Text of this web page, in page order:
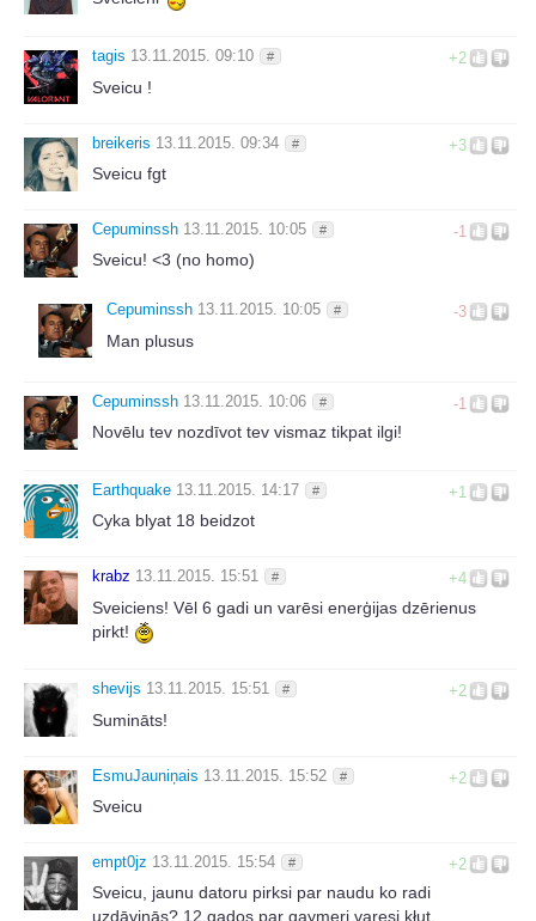
+2
tagis 13.11.2015. 09:10 #
Sveicu !
+3
breikeris 13.11.2015. 09:34 #
Sveicu fgt
-1
Cepuminssh 13.11.2015. 10:05 #
Sveicu! <3 (no homo)
-3
Cepuminssh 13.11.2015. 10:05 #
Man plusus
-1
Cepuminssh 13.11.2015. 10:06 #
Novēlu tev nozdīvot tev vismaz tikpat ilgi!
+1
Earthquake 13.11.2015. 14:17 #
Cyka blyat 18 beidzot
+4
krabz 13.11.2015. 15:51 #
Sveiciens! Vēl 6 gadi un varēsi enerģijas dzērienus
pirkt!
+2
shevijs 13.11.2015. 15:51 #
Sumināts!
+2
EsmuJauniņais 13.11.2015. 15:52 #
Sveicu
+2
empt0jz 13.11.2015. 15:54 #
Sveicu, jaunu datoru pirksi par naudu ko radi
uzdāvinās? 12.gados par gaymeri varesi kłut.